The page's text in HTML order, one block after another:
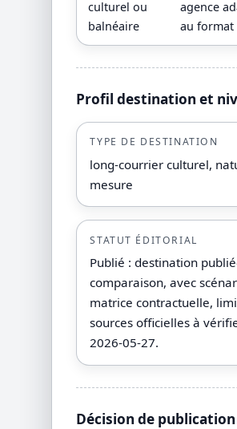
culturel ou
balnéaire
agence
au format
Profil destination et
TYPE DE DESTINATION
long-courrier culturel,
mesure
STATUT ÉDITORIAL
Publié : destination
comparaison, avec
matrice contractuelle,
sources officielles à
2026-05-27.
Décision de